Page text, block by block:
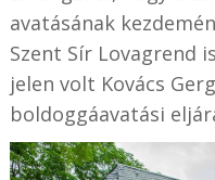
avatásának
Szent Sír Lovagrend
jelen volt Kovács
boldoggáavatási